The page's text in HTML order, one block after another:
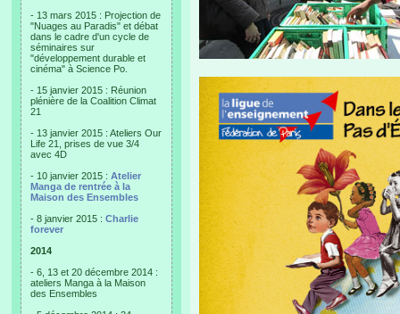
- 13 mars 2015 : Projection de
"Nuages au Paradis" et débat
dans le cadre d'un cycle de
séminaires sur
"développement durable et
cinéma" à Science Po.
- 15 janvier 2015 : Réunion
plénière de la Coalition Climat
21
- 13 janvier 2015 : Ateliers Our
Life 21, prises de vue 3/4
avec 4D
- 10 janvier 2015 : Atelier
Manga de rentrée à la
Maison des Ensembles
- 8 janvier 2015 : Charlie
forever
2014
- 6, 13 et 20 décembre 2014 :
ateliers Manga à la Maison
des Ensembles